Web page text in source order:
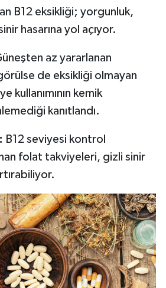
B12 eksikliği; yorgunluk,
hasarına yol açıyor.
az yararlanan
de eksikliği olmayan
kullanımının kemik
kanıtlandı.
B12 seviyesi kontrol
folat takviyeleri, gizli sinir